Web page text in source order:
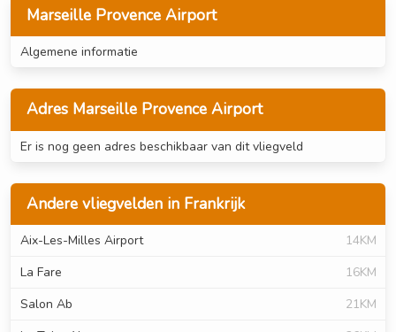
Marseille Provence Airport
Algemene informatie
Adres Marseille Provence Airport
Er is nog geen adres beschikbaar van dit vliegveld
Andere vliegvelden in Frankrijk
Aix-Les-Milles Airport
14KM
La Fare
16KM
Salon Ab
21KM